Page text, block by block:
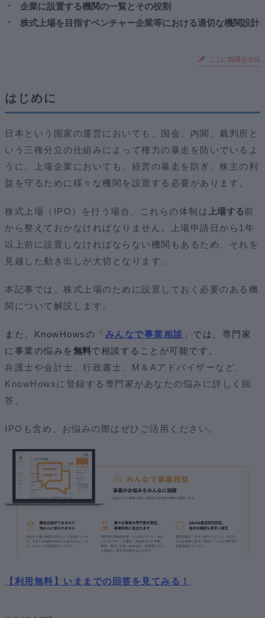
企業に設置する機関の一覧とその役割
株式上場を目指すベンチャー企業等における適切な機関設計
ここに知識を出品
はじめに
日本という国家の運営においても、国会、内閣、裁判所と
いう三権分立の仕組みによって権力の暴走を防いでいるよ
うに、上場企業においても、経営の暴走を防ぎ、株主の利
益を守るために様々な機関を設置する必要があります。
株式上場（IPO）を行う場合、これらの体制は 上場する前
から整えておかなければなりません。上場申請日から1年
以上前に設置しなければならない機関もあるため、それを
見越した動き出しが大切となります。
本記事では、株式上場のために設置しておく必要のある機
関について解説します。
また、KnowHowsの「 みんなで事業相談 」では、専門家
に事業の悩みを 無料で相談することが可能です。
弁護士や会計士、行政書士、M＆Aアドバイザーなど、
KnowHowsに登録する専門家があなたの悩みに詳しく回
答。
IPOも含め、お悩みの際はぜひご活用ください。
【利用無料】いままでの回答を見てみる！